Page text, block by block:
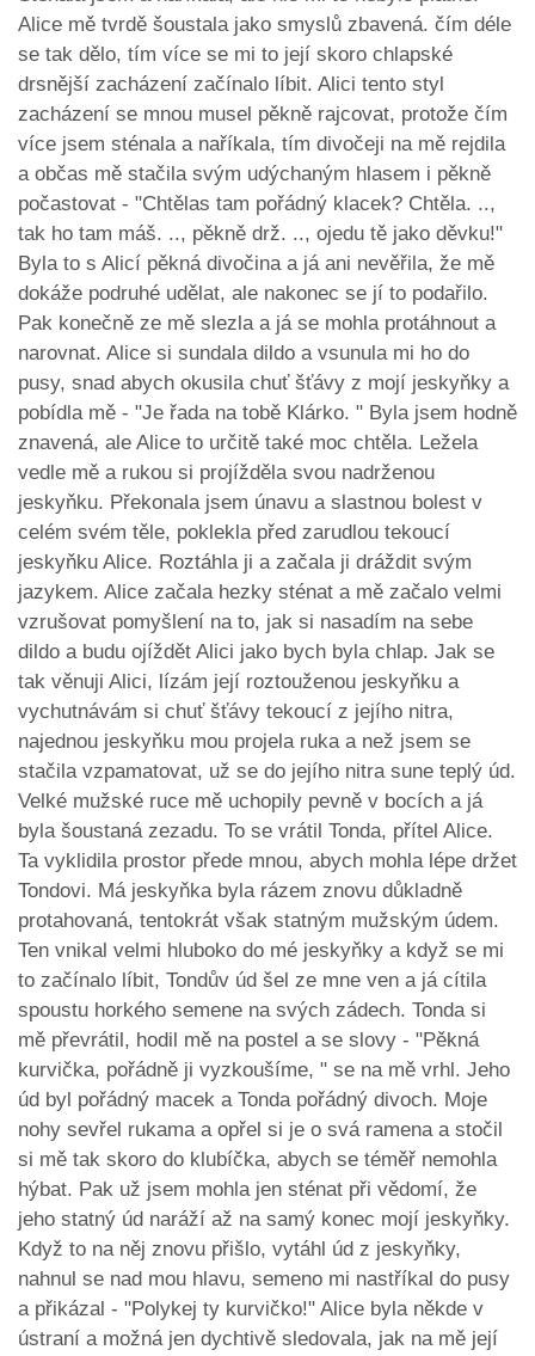
Alice mě tvrdě šoustala jako smyslů zbavená. čím déle
se tak dělo, tím více se mi to její skoro chlapské
drsnější zacházení začínalo líbit. Alici tento styl
zacházení se mnou musel pěkně rajcovat, protože čím
více jsem sténala a naříkala, tím divočeji na mě rejdila
a občas mě stačila svým udýchaným hlasem i pěkně
počastovat - "Chtělas tam pořádný klacek? Chtěla. ..,
tak ho tam máš. .., pěkně drž. .., ojedu tě jako děvku!"
Byla to s Alicí pěkná divočina a já ani nevěřila, že mě
dokáže podruhé udělat, ale nakonec se jí to podařilo.
Pak konečně ze mě slezla a já se mohla protáhnout a
narovnat. Alice si sundala dildo a vsunula mi ho do
pusy, snad abych okusila chuť šťávy z mojí jeskyňky a
pobídla mě - "Je řada na tobě Klárko. " Byla jsem hodně
znavená, ale Alice to určitě také moc chtěla. Ležela
vedle mě a rukou si projížděla svou nadrženou
jeskyňku. Překonala jsem únavu a slastnou bolest v
celém svém těle, poklekla před zarudlou tekoucí
jeskyňku Alice. Roztáhla ji a začala ji dráždit svým
jazykem. Alice začala hezky sténat a mě začalo velmi
vzrušovat pomyšlení na to, jak si nasadím na sebe
dildo a budu ojíždět Alici jako bych byla chlap. Jak se
tak věnuji Alici, lízám její roztouženou jeskyňku a
vychutnávám si chuť šťávy tekoucí z jejího nitra,
najednou jeskyňku mou projela ruka a než jsem se
stačila vzpamatovat, už se do jejího nitra sune teplý úd.
Velké mužské ruce mě uchopily pevně v bocích a já
byla šoustaná zezadu. To se vrátil Tonda, přítel Alice.
Ta vyklidila prostor přede mnou, abych mohla lépe držet
Tondovi. Má jeskyňka byla rázem znovu důkladně
protahovaná, tentokrát však statným mužským údem.
Ten vnikal velmi hluboko do mé jeskyňky a když se mi
to začínalo líbit, Tondův úd šel ze mne ven a já cítila
spoustu horkého semene na svých zádech. Tonda si
mě převrátil, hodil mě na postel a se slovy - "Pěkná
kurvička, pořádně ji vyzkoušíme, " se na mě vrhl. Jeho
úd byl pořádný macek a Tonda pořádný divoch. Moje
nohy sevřel rukama a opřel si je o svá ramena a stočil
si mě tak skoro do klubíčka, abych se téměř nemohla
hýbat. Pak už jsem mohla jen sténat při vědomí, že
jeho statný úd naráží až na samý konec mojí jeskyňky.
Když to na něj znovu přišlo, vytáhl úd z jeskyňky,
nahnul se nad mou hlavu, semeno mi nastříkal do pusy
a přikázal - "Polykej ty kurvičko!" Alice byla někde v
ústraní a možná jen dychtivě sledovala, jak na mě její